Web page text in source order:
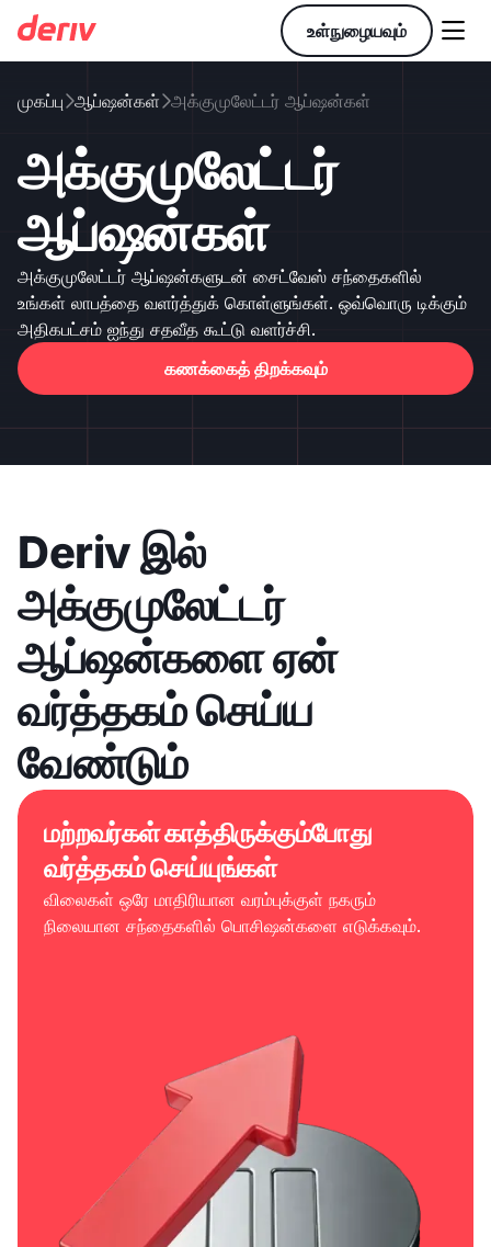
உள்நுழையவும் 
முகப்புஆப்ஷன்கள்அக்குமுலேட்டர் ஆப்ஷன்கள்
அக்குமுலேட்டர்
ஆப்ஷன்கள்
அக்குமுலேட்டர் ஆப்ஷன்களுடன் சைட்வேஸ் சந்தைகளில்
உங்கள் லாபத்தை வளர்த்துக் கொள்ளுங்கள். ஒவ்வொரு டிக்கும்
அதிகபட்சம் ஐந்து சதவீத கூட்டு வளர்ச்சி.
கணக்கைத் திறக்கவும்
Deriv இல்
அக்குமுலேட்டர்
ஆப்ஷன்களை ஏன்
வர்த்தகம் செய்ய
வேண்டும்
மற்றவர்கள் காத்திருக்கும்போது
வர்த்தகம் செய்யுங்கள்
விலைகள் ஒரே மாதிரியான வரம்புக்குள் நகரும்
நிலையான சந்தைகளில் பொசிஷன்களை எடுக்கவும்.